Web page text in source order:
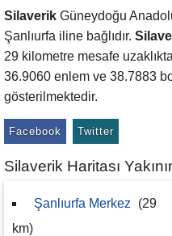
Silaverik Güneydoğu
Şanlıurfa iline bağlıdır.
29 kilometre mesafe
36.9060 enlem ve 38.7883
gösterilmektedir.
Facebook Twitter
Silaverik Haritası
Şanlıurfa Merkez
(29
km)